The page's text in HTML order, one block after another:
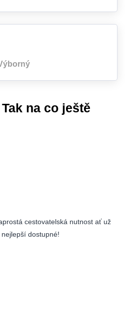
na co ještě
cestovatelská nutnost ať už
dostupné!